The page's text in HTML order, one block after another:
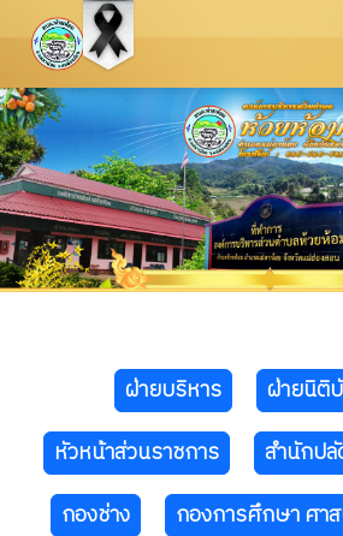
ฝ่ายบริหาร
ฝ่ายนิ
หัวหน้าส่วนราชการ
สำนักป
กองช่าง
กองการศึกษา ศา